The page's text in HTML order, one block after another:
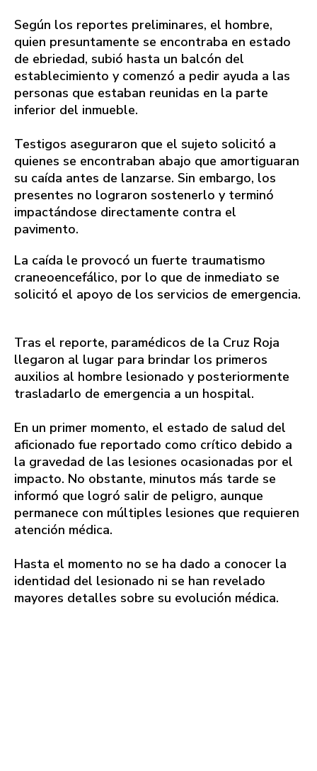
Según los reportes preliminares, el hombre,
quien presuntamente se encontraba en estado
de ebriedad, subió hasta un balcón del
establecimiento y comenzó a pedir ayuda a las
personas que estaban reunidas en la parte
inferior del inmueble.
Testigos aseguraron que el sujeto solicitó a
quienes se encontraban abajo que amortiguaran
su caída antes de lanzarse. Sin embargo, los
presentes no lograron sostenerlo y terminó
impactándose directamente contra el
pavimento.
La caída le provocó un fuerte traumatismo
craneoencefálico, por lo que de inmediato se
solicitó el apoyo de los servicios de emergencia.
Tras el reporte, paramédicos de la Cruz Roja
llegaron al lugar para brindar los primeros
auxilios al hombre lesionado y posteriormente
trasladarlo de emergencia a un hospital.
En un primer momento, el estado de salud del
aficionado fue reportado como crítico debido a
la gravedad de las lesiones ocasionadas por el
impacto. No obstante, minutos más tarde se
informó que logró salir de peligro, aunque
permanece con múltiples lesiones que requieren
atención médica.
Hasta el momento no se ha dado a conocer la
identidad del lesionado ni se han revelado
mayores detalles sobre su evolución médica.